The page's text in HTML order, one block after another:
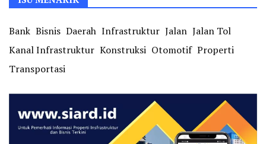
Bank Bisnis Daerah Infrastruktur Jalan Jalan Tol
Kanal Infrastruktur Konstruksi Otomotif Properti
Transportasi